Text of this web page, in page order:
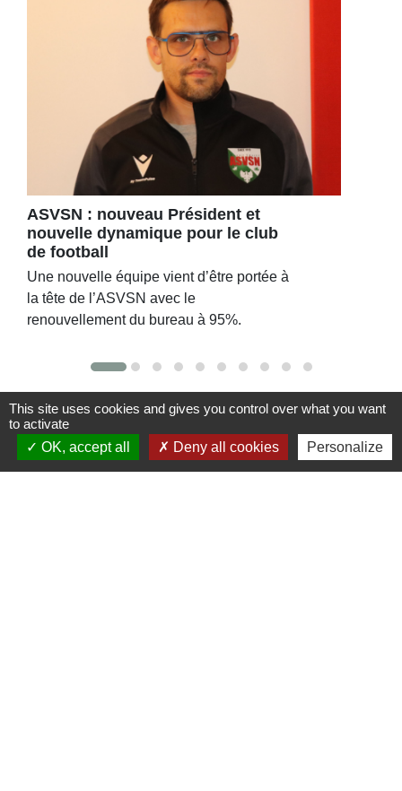
ASVSN : nouveau Président et
nouvelle dynamique pour le club
de football
Une nouvelle équipe vient d’être portée à
la tête de l’ASVSN avec le
renouvellement du bureau à 95%.
Contacts
Commune de St Nicolas de Port
This site uses cookies and gives you control over what you want
to activate
OK, accept all
Deny all cookies Personalize